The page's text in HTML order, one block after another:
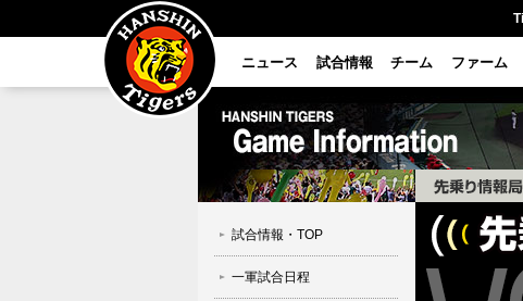
ニュース 試合情報 チーム ファーム
試合情報・TOP
一軍試合日程